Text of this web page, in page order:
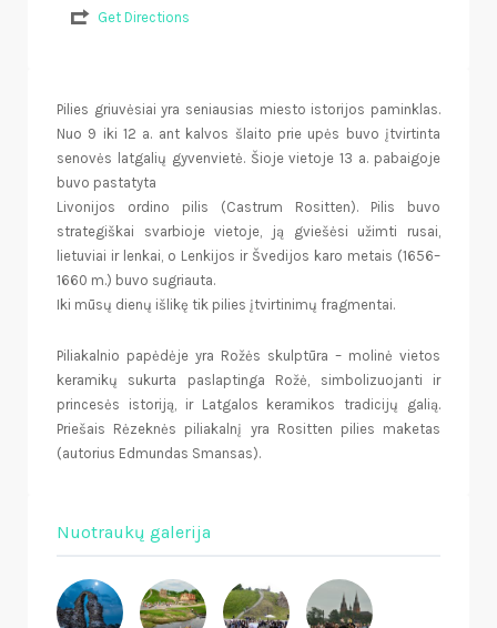
Get Directions
Pilies griuvėsiai yra seniausias miesto istorijos paminklas.
Nuo 9 iki 12 a. ant kalvos šlaito prie upės buvo įtvirtinta
senovės latgalių gyvenvietė. Šioje vietoje 13 a. pabaigoje
buvo pastatyta
Livonijos ordino pilis (Castrum Rositten). Pilis buvo
strategiškai svarbioje vietoje, ją gviešėsi užimti rusai,
lietuviai ir lenkai, o Lenkijos ir Švedijos karo metais (1656–
1660 m.) buvo sugriauta.
Iki mūsų dienų išlikę tik pilies įtvirtinimų fragmentai.
Piliakalnio papėdėje yra Rožės skulptūra – molinė vietos
keramikų sukurta paslaptinga Rožė, simbolizuojanti ir
princesės istoriją, ir Latgalos keramikos tradicijų galią.
Priešais Rėzeknės piliakalnį yra Rositten pilies maketas
(autorius Edmundas Smansas).
Nuotraukų galerija